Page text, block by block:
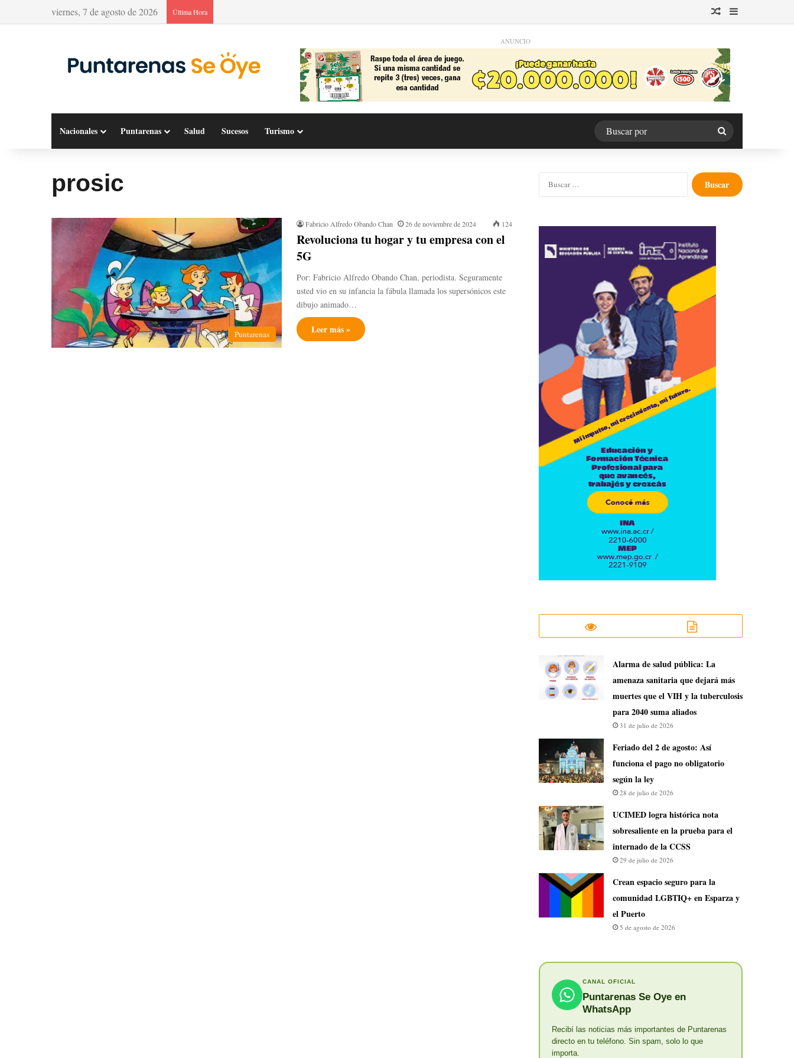
viernes, 7 de agosto de 2026 Última Hora Publicación al azar
Barra lateral
ANUNCIO
Nacionales Puntarenas Salud Sucesos Turismo
Buscar
por
prosic
Puntarenas
Fabricio Alfredo Obando Chan 26 de noviembre de 2024 124
Revoluciona tu hogar y tu empresa con el
5G
Por: Fabricio Alfredo Obando Chan, periodista. Seguramente
usted vio en su infancia la fábula llamada los supersónicos este
dibujo animado…
Leer más »
Buscar:
​Alarma de salud pública: La
amenaza sanitaria que dejará más
muertes que el VIH y la tuberculosis
para 2040 suma aliados
31 de julio de 2026
Feriado del 2 de agosto: Así
funciona el pago no obligatorio
según la ley
28 de julio de 2026
UCIMED logra histórica nota
sobresaliente en la prueba para el
internado de la CCSS
29 de julio de 2026
Crean espacio seguro para la
comunidad LGBTIQ+ en Esparza y
el Puerto
5 de agosto de 2026
CANAL OFICIAL
Puntarenas Se Oye en
WhatsApp
Recibí las noticias más importantes de Puntarenas
directo en tu teléfono. Sin spam, solo lo que
importa.